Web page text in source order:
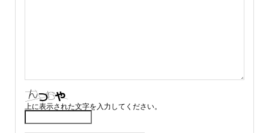
上に表示された文字を入力してください。